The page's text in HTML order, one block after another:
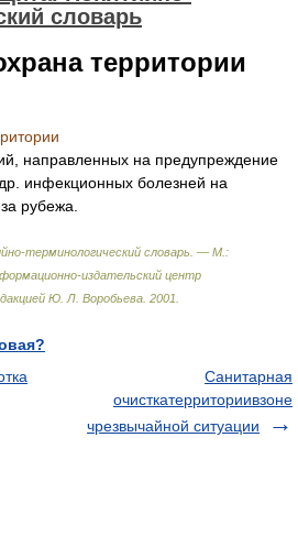
словарь
территории
направленных на предупреждение
инфекционных болезней на
рубежа.
терминологический словарь. — М.:
издательский центр
Ю. Л. Воробьева 2001
Санитарная
очисткатерриториивзоне
чрезвычайной ситуации